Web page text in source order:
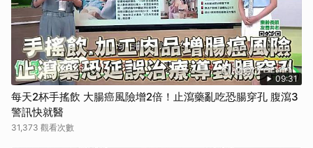
09:31
每天2杯手搖飲 大腸癌風險增2倍！止瀉藥亂吃恐腸穿孔 腹瀉3
警訊快就醫
31,373 觀看次數